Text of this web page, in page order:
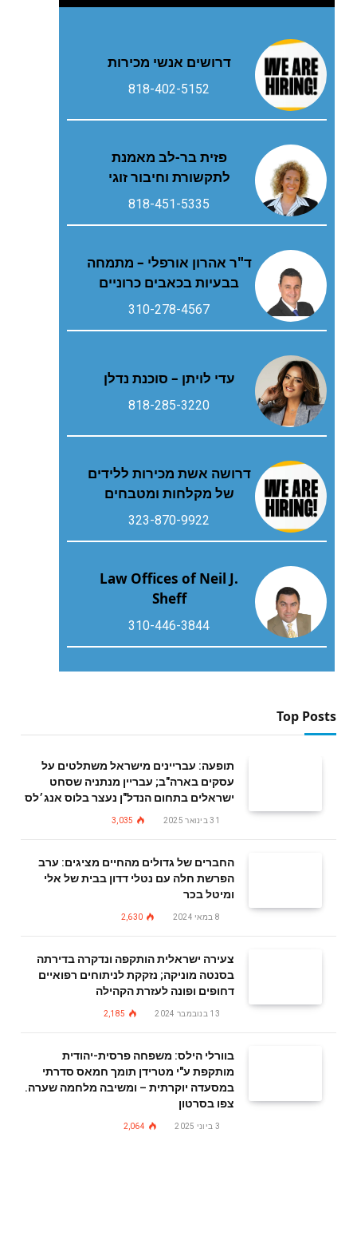
דרושים אנשי מכירות
818-402-5152
פזית בר-לב מאמנת
לתקשורת וחיבור זוגי
818-451-5335
ד"ר אהרון אורפלי – מתמחה
בבעיות בכאבים כרוניים
310-278-4567
עדי לויתן – סוכנת נדלן
818-285-3220
דרושה אשת מכירות ללידים
של מקלחות ומטבחים
323-870-9922
Law Offices of Neil J.
Sheff
310-446-3844
Top Posts
תופעה: עבריינים מישראל משתלטים על
עסקים בארה"ב; עבריין מנתניה שסחט
ישראלים בתחום הנדל"ן נעצר בלוס אנג׳לס
31 בינואר 2025 3,035
החברים של גדולים מהחיים מציגים: ערב
הפרשת חלה עם נטלי דדון בבית של אלי
ומיטל בכר
8 במאי 2024 2,630
צעירה ישראלית הותקפה ונדקרה בדירתה
בסנטה מוניקה; נזקקת לניתוחים רפואיים
דחופים ופונה לעזרת הקהילה
13 בנובמבר 2024 2,185
בוורלי הילס: משפחה פרסית-יהודית
מותקפת ע"י מטרידן תומך חמאס סדרתי
במסעדה יוקרתית – ומשיבה מלחמה שערה.
צפו בסרטון
3 ביוני 2025 2,064